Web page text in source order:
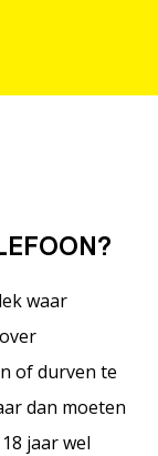
waar
of durven te
dan moeten
jaar wel